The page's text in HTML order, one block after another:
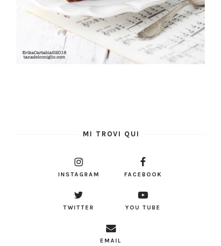
MI TROVI QUI
INSTAGRAM FACEBOOK
TWITTER YOU TUBE
EMAIL